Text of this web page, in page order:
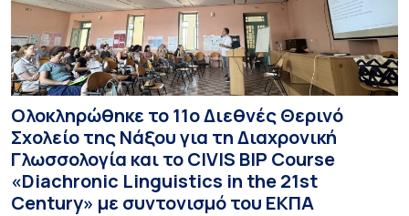
Ολοκληρώθηκε το 11ο Διεθνές Θερινό
Σχολείο της Νάξου για τη Διαχρονική
Γλωσσολογία και το CIVIS BIP Course
«Diachronic Linguistics in the 21st
Century» με συντονισμό του ΕΚΠΑ